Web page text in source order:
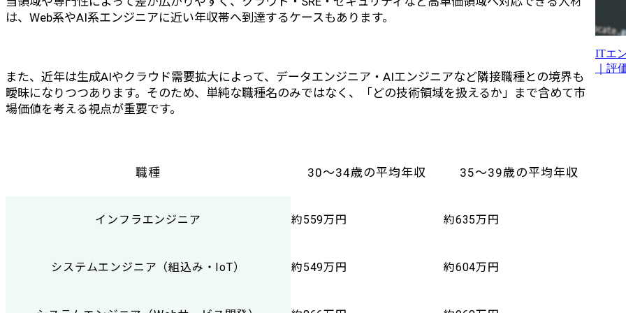
は、Web系やAI系エンジニアに近い年収帯へ到達するケースもあります。
また、近年は生成AIやクラウド需要拡大によって、データエンジニア・AIエンジニアなど隣接職種との境界も
曖昧になりつつあります。そのため、単純な職種名のみではなく、「どの技術領域を扱えるか」まで含めて市
場価値を考える視点が重要です。
職種 30〜34歳の平均年収 35〜39歳の平均年収
インフラエンジニア 約559万円 約635万円
システムエンジニア（組込み・IoT） 約549万円 約604万円
ITエ
｜評